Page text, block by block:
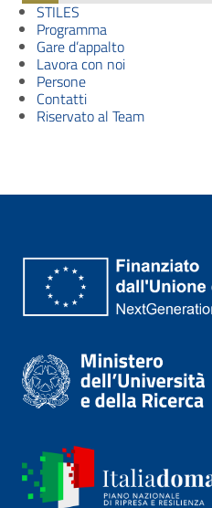
STILES
Programma
Gare d’appalto
Lavora con noi
Persone
Contatti
Riservato al Team